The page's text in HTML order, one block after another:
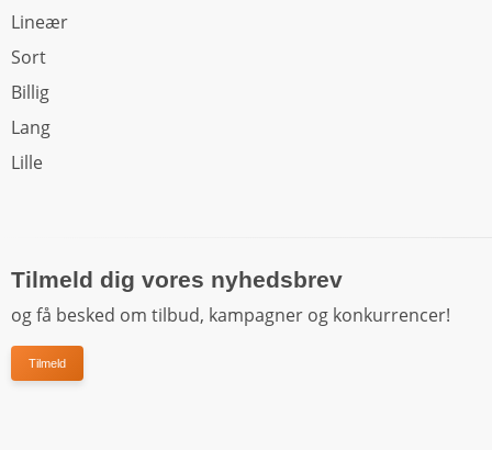
Lineær
Sort
Billig
Lang
Lille
Tilmeld dig vores nyhedsbrev
og få besked om tilbud, kampagner og konkurrencer!
Tilmeld